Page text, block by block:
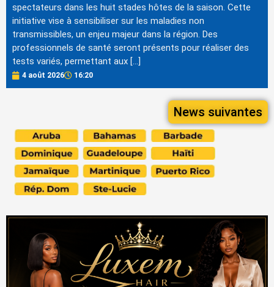
spectateurs dans les huit stades hôtes de la saison. Cette
initiative vise à sensibiliser sur les maladies non
transmissibles, un enjeu majeur dans la région. Des
professionnels de santé seront présents pour réaliser des
tests variés, permettant aux […]
4 août 2026 16:20
News suivantes